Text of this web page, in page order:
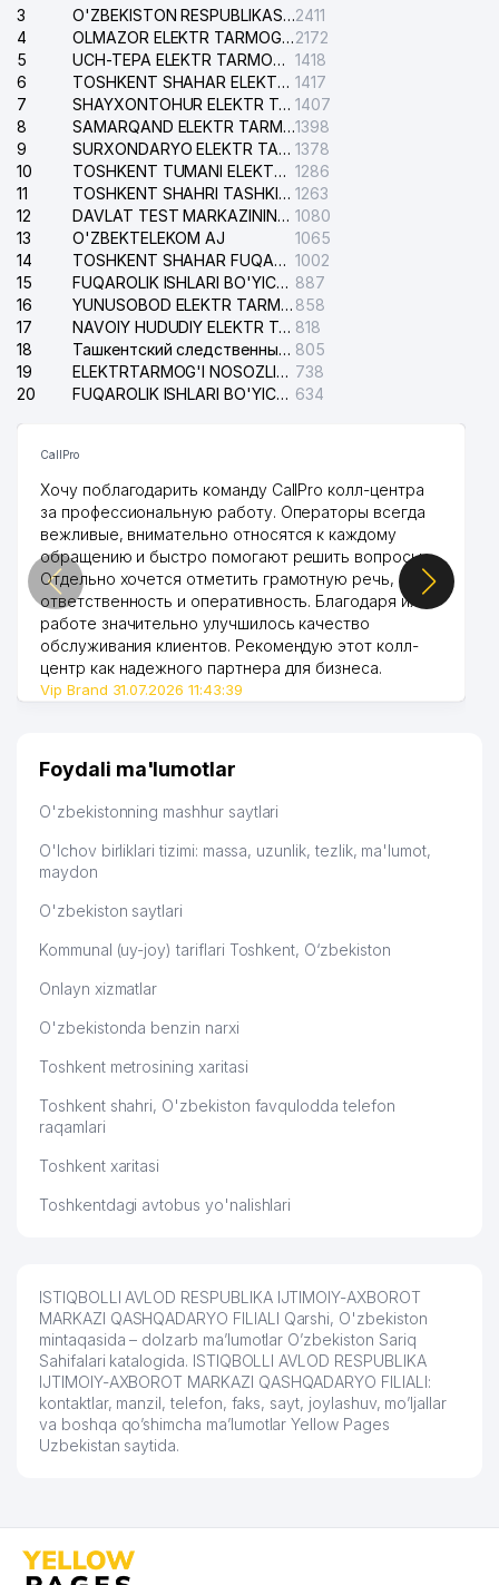
3
O'ZBEKISTON RESPUBLIKASI BOSH PROKURATURASI ISHONCH TELEFONI2411
4
OLMAZOR ELEKTR TARMOG'I NOSOZLIKLARI XIZMATI2172
5
UCH-TEPA ELEKTR TARMOG'I NOSOZLIKLARI XIZMATI 1418
6
TOSHKENT SHAHAR ELEKTR TARMOQLARI KORXONASI AJ 1417
7
SHAYXONTOHUR ELEKTR TARMOG'I NOSOZLIKLARINI TUZATISH XIZMATI 1407
8
SAMARQAND ELEKTR TARMOQLARI AJ1398
9
SURXONDARYO ELEKTR TARMOQLARI AJ 1378
10
TOSHKENT TUMANI ELEKTR TARMOG'I AVARIYA XIZMATI 1286
11
TOSHKENT SHAHRI TASHKILOT TELEFONLARI HAQIDA MA'LUMOT BYUROSI 1263
12
DAVLAT TEST MARKAZINING ISHONCH TELEFONLARI 1080
13
O'ZBEKTELEKOM AJ
1065
14
TOSHKENT SHAHAR FUQAROLIK ISHLARI BO'YICHA SUDI 1002
15
FUQAROLIK ISHLARI BO'YICHA YAKKASAROY TUMANLARARO SUDI 887
16
YUNUSOBOD ELEKTR TARMOG'I NOSOZLIKLARI XIZMATI 858
17
NAVOIY HUDUDIY ELEKTR TARMOQLARI KORXONASI AJ 818
18
Ташкентский следственный изолятор 805
19
ELEKTRTARMOG'I NOSOZLIKLARINI TO'ZATISH SERGELI XIZMATI 738
20
FUQAROLIK ISHLARI BO'YICHA UCH-TEPA TUMANI SUDI 634
CallPro
Хочу поблагодарить команду CallPro колл-центра
за профессиональную работу. Операторы всегда
вежливые, внимательно относятся к каждому
обращению и быстро помогают решить вопросы.
Отдельно хочется отметить грамотную речь,
ответственность и оперативность. Благодаря их
работе значительно улучшилось качество
обслуживания клиентов. Рекомендую этот колл-
центр как надежного партнера для бизнеса.
Vip Brand 31.07.2026 11:43:39
Foydali ma'lumotlar
O'zbekistonning mashhur saytlari
O'lchov birliklari tizimi: massa, uzunlik, tezlik, ma'lumot,
maydon
O'zbekiston saytlari
Kommunal (uy-joy) tariflari Toshkent, O‘zbekiston
Onlayn xizmatlar
O'zbekistonda benzin narxi
Toshkent metrosining xaritasi
Toshkent shahri, O'zbekiston favqulodda telefon
raqamlari
Toshkent xaritasi
Toshkentdagi avtobus yo'nalishlari
ISTIQBOLLI AVLOD RESPUBLIKA IJTIMOIY-AXBOROT
MARKAZI QASHQADARYO FILIALI Qarshi, O'zbekiston
mintaqasida – dolzarb ma’lumotlar O’zbekiston Sariq
Sahifalari katalogida. ISTIQBOLLI AVLOD RESPUBLIKA
IJTIMOIY-AXBOROT MARKAZI QASHQADARYO FILIALI:
kontaktlar, manzil, telefon, faks, sayt, joylashuv, mo’ljallar
va boshqa qo’shimcha ma’lumotlar Yellow Pages
Uzbekistan saytida.